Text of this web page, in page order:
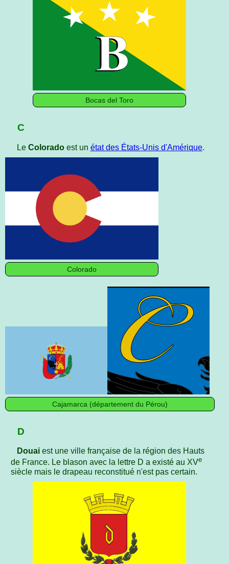
Bocas del Toro
C
Le Coloradoest un état des États-Unis d'Amérique.
Colorado
Cajamarca (département du Pérou)
D
Douaiest une ville française de la région des Hauts
de France. Le blason avec la lettre D a existé au XVe
siècle mais le drapeau reconstitué n'est pas certain.